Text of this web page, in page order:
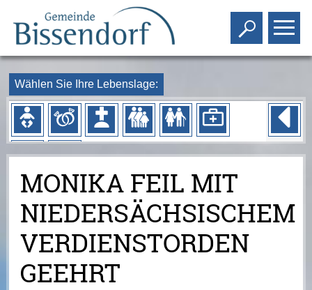
Toggle
Wählen Sie Ihre Lebenslage:
MONIKA FEIL MIT
NIEDERSÄCHSISCHEM
VERDIENSTORDEN
GEEHRT